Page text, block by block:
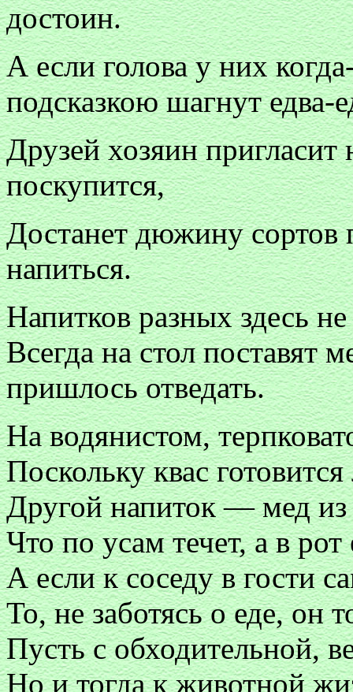
достоин.
А если голова у них
подсказкою шагнут едва-
Друзей хозяин
поскупится,
Достанет дюжину сортов
напиться.
Напитков разных здесь
Всегда на стол поставят
пришлось отведать.
На водянистом,
Поскольку квас
Другой напиток — мед из
Что по усам течет, а в
А если к соседу в гости
То, не заботясь о еде, он
Пусть с обходительной,
Но и тогда к животной